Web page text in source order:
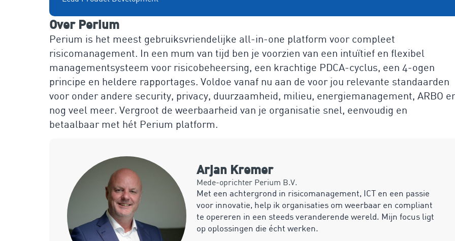
Over Perium
Perium is het meest gebruiksvriendelijke all-in-one platform voor compleet
risicomanagement. In een mum van tijd ben je voorzien van een intuïtief en flexibel
managementsysteem voor risicobeheersing, een krachtige PDCA-cyclus, een 4-ogen
principe en heldere rapportages. Voldoe vanaf nu aan de voor jou relevante standaarden
voor onder andere security, privacy, duurzaamheid, milieu, energiemanagement, ARBO
nog veel meer. Vergroot de weerbaarheid van je organisatie snel, eenvoudig en
betaalbaar met hét Perium platform.
Arjan Kremer
Mede-oprichter Perium B.V.
Met een achtergrond in risicomanagement, ICT en een passie
voor innovatie, help ik organisaties om weerbaar en compliant
te opereren in een steeds veranderende wereld. Mijn focus ligt
op oplossingen die écht werken.